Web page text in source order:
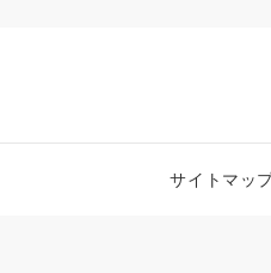
サイトマッ